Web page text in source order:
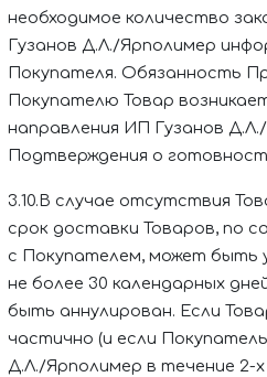
необходимое количество
Гузанов Д.Л./Ярполимер
Покупателя. Обязанность
Покупателю Товар
направления ИП Гузанов
Подтверждения о
3.10.В случае отсутствия
срок доставки Товаров, по
с Покупателем, может быть
не более 30 календарных
быть аннулирован. Если
частично (и если
Д.Л./Ярполимер в течение 2-